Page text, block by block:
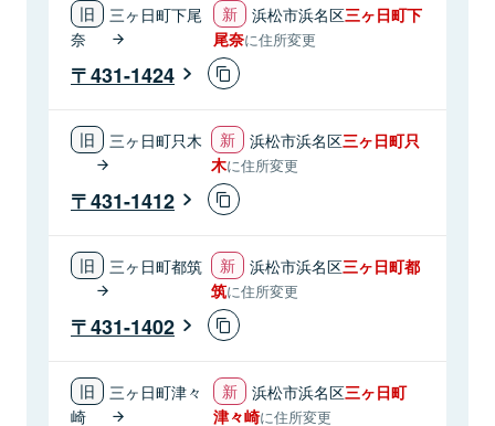
三ヶ日町下尾
奈
浜松市浜名区三ヶ日町下
尾奈に住所変更
431-1424
三ヶ日町只木 浜松市浜名区三ヶ日町只
木に住所変更
431-1412
三ヶ日町都筑 浜松市浜名区三ヶ日町都
筑に住所変更
431-1402
三ヶ日町津々
崎
浜松市浜名区三ヶ日町
津々崎に住所変更